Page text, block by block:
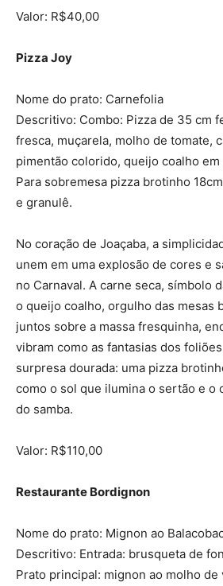
Valor: R$40,00
Pizza Joy
Nome do prato: Carnefolia
Descritivo: Combo: Pizza de 35 cm
fresca, muçarela, molho de tomate,
pimentão colorido, queijo coalho
Para sobremesa pizza brotinho
e granulê.
No coração de Joaçaba, a
unem em uma explosão de cores e
no Carnaval. A carne seca, símbolo
o queijo coalho, orgulho das mesas
juntos sobre a massa fresquinha,
vibram como as fantasias dos
surpresa dourada: uma pizza
como o sol que ilumina o sertão e o
do samba.
Valor: R$110,00
Restaurante Bordignon
Nome do prato: Mignon ao
Descritivo: Entrada: brusqueta de
Prato principal: mignon ao molho de